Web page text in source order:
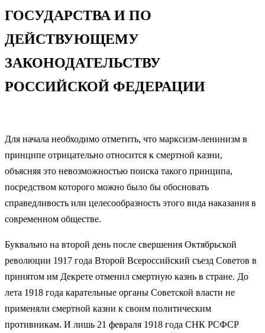
ГОСУДАРСТВА И ПО
ДЕЙСТВУЮЩЕМУ
ЗАКОНОДАТЕЛЬСТВУ
РОССИЙСКОЙ ФЕДЕРАЦИИ
Для начала необходимо отметить, что марксизм-ленинизм в
принципе отрицательно относится к смертной казни,
объясняя это невозможностью поиска такого принципа,
посредством которого можно было бы обосновать
справедливость или целесообразность этого вида наказания в
современном обществе.
Буквально на второй день после свершения Октябрьской
революции 1917 года Второй Всероссийский съезд Советов в
принятом им Декрете отменил смертную казнь в стране. До
лета 1918 года карательные органы Советской власти не
применяли смертной казни к своим политическим
противникам. И лишь 21 февраля 1918 года СНК РСФСР